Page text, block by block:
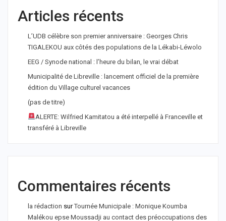
Articles récents
L’UDB célèbre son premier anniversaire : Georges Chris
TIGALEKOU aux côtés des populations de la Lékabi-Léwolo
EEG / Synode national : l’heure du bilan, le vrai débat
Municipalité de Libreville : lancement officiel de la première
édition du Village culturel vacances
(pas de titre)
ALERTE: Wilfried Kamitatou a été interpellé à Franceville et
transféré à Libreville
Commentaires récents
la rédaction surTournée Municipale : Monique Koumba
Malékou epse Moussadji au contact des préoccupations des